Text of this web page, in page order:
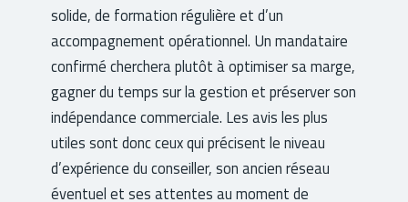
solide, de formation régulière et d’un
accompagnement opérationnel. Un mandataire
confirmé cherchera plutôt à optimiser sa marge,
gagner du temps sur la gestion et préserver son
indépendance commerciale. Les avis les plus
utiles sont donc ceux qui précisent le niveau
d’expérience du conseiller, son ancien réseau
éventuel et ses attentes au moment de